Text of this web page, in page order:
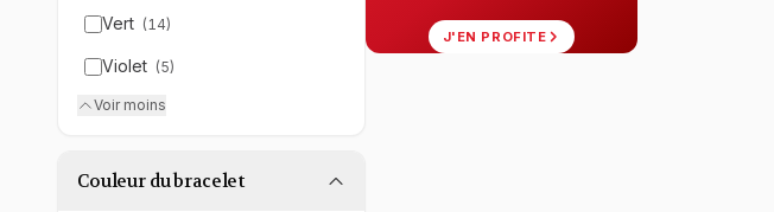
Vert (14)
Violet (5)
Voir moins
Couleur du bracelet
J'EN PROFITE